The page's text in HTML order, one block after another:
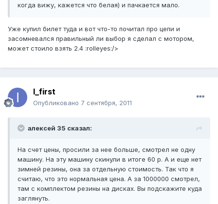
когда вижу, кажется что белая) и пачкается мало.
Уже купил билет туда и вот что-то почитал про цепи и
засомневался правильный ли выбор я сделал с мотором,
может стоило взять 2.4 :rolleyes:/>
I_first
Опубликовано 7 сентября, 2011
алексей 35 сказал:
На счет цены, просили за нее больше, смотрел не одну
машину. На эту машину скинули в итоге 60 р. А и еще нет
зимней резины, она за отдельную стоимость. Так что я
считаю, что это нормальная цена. А за 1000000 смотрел,
там с комплектом резины на дисках. Вы подскажите куда
заглянуть.